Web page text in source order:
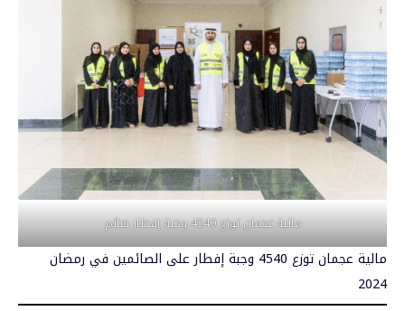
مالية عجمان توزع 4540 وجبة إفطار صائم
مالية عجمان توزع 4540 وجبة إفطار على الصائمين في رمضان
2024